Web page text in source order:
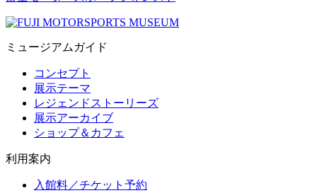
ミュージアムガイド
コンセプト
展示テーマ
レジェンドストーリーズ
展示アーカイブ
ショップ＆カフェ
利用案内
入館料／チケット予約